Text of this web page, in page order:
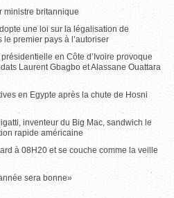
ministre britannique
une loi sur la légalisation de
le premier pays à l’autoriser
en Côte d’Ivoire provoque
Laurent Gbagbo et Alassane Ouattara
en Egypte après la chute de Hosni
inventeur du Big Mac, sandwich le
rapide américaine
à 08H20 et se couche comme la veille
sera bonne»